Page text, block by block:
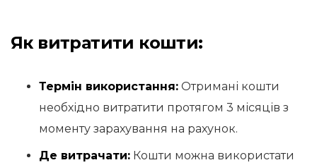
Як витратити кошти:
Термін використання: Отримані кошти
необхідно витратити протягом 3 місяців з
моменту зарахування на рахунок.
Де витрачати: Кошти можна використати